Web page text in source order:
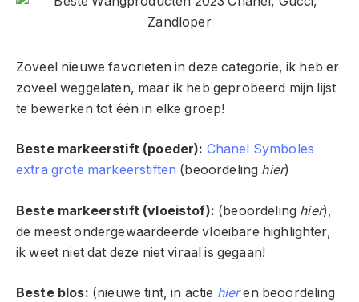
Zoveel nieuwe favorieten in deze categorie, ik heb er
zoveel weggelaten, maar ik heb geprobeerd mijn lijst
te bewerken tot één in elke groep!
Beste markeerstift (poeder): Chanel Symboles
extra grote markeerstiften (beoordeling hier)
Beste markeerstift (vloeistof): (beoordeling hier),
de meest ondergewaardeerde vloeibare highlighter,
ik weet niet dat deze niet viraal is gegaan!
Beste blos: (nieuwe tint, in actie hieren beoordeling